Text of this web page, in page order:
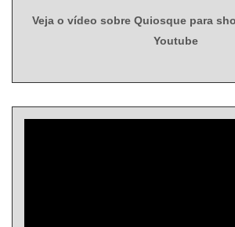
Veja o vídeo sobre Quiosque para
Youtube